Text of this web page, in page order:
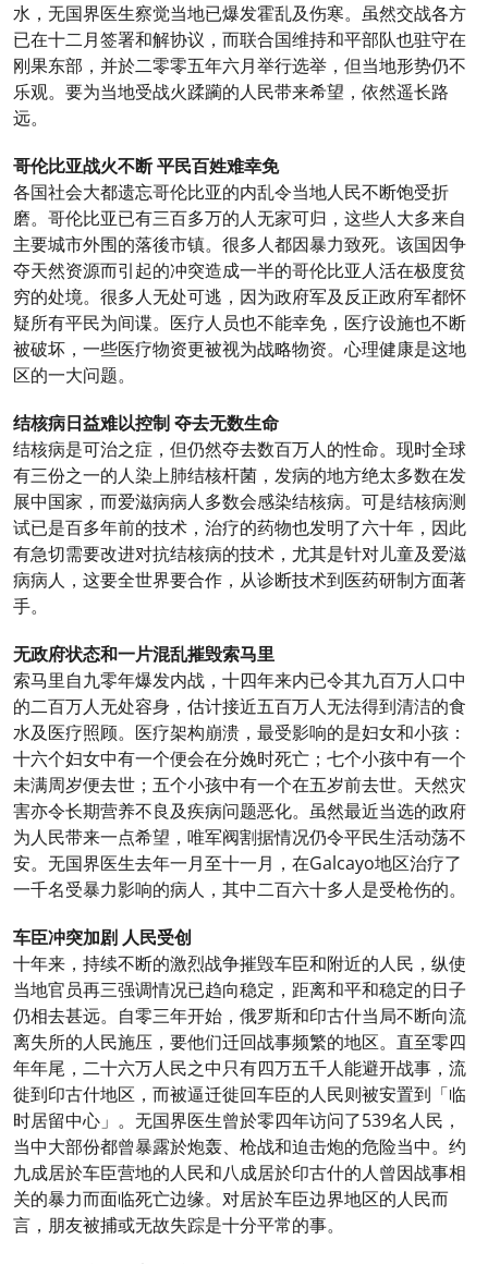
水，无国界医生察觉当地已爆发霍乱及伤寒。虽然交战各方
已在十二月签署和解协议，而联合国维持和平部队也驻守在
刚果东部，并於二零零五年六月举行选举，但当地形势仍不
乐观。要为当地受战火蹂躏的人民带来希望，依然遥长路
远。
哥伦比亚战火不断 平民百姓难幸免
各国社会大都遗忘哥伦比亚的内乱令当地人民不断饱受折
磨。哥伦比亚已有三百多万的人无家可归，这些人大多来自
主要城市外围的落後市镇。很多人都因暴力致死。该国因争
夺天然资源而引起的冲突造成一半的哥伦比亚人活在极度贫
穷的处境。很多人无处可逃，因为政府军及反正政府军都怀
疑所有平民为间谍。医疗人员也不能幸免，医疗设施也不断
被破坏，一些医疗物资更被视为战略物资。心理健康是这地
区的一大问题。
结核病日益难以控制 夺去无数生命
结核病是可治之症，但仍然夺去数百万人的性命。现时全球
有三份之一的人染上肺结核杆菌，发病的地方绝太多数在发
展中国家，而爱滋病病人多数会感染结核病。可是结核病测
试已是百多年前的技术，治疗的药物也发明了六十年，因此
有急切需要改进对抗结核病的技术，尤其是针对儿童及爱滋
病病人，这要全世界要合作，从诊断技术到医药研制方面著
手。
无政府状态和一片混乱摧毁索马里
索马里自九零年爆发内战，十四年来内已令其九百万人口中
的二百万人无处容身，估计接近五百万人无法得到清洁的食
水及医疗照顾。医疗架构崩溃，最受影响的是妇女和小孩：
十六个妇女中有一个便会在分娩时死亡；七个小孩中有一个
未满周岁便去世；五个小孩中有一个在五岁前去世。天然灾
害亦令长期营养不良及疾病问题恶化。虽然最近当选的政府
为人民带来一点希望，唯军阀割据情况仍令平民生活动荡不
安。无国界医生去年一月至十一月，在Galcayo地区治疗了
一千名受暴力影响的病人，其中二百六十多人是受枪伤的。
车臣冲突加剧 人民受创
十年来，持续不断的激烈战争摧毁车臣和附近的人民，纵使
当地官员再三强调情况已趋向稳定，距离和平和稳定的日子
仍相去甚远。自零三年开始，俄罗斯和印古什当局不断向流
离失所的人民施压，要他们迁回战事频繁的地区。直至零四
年年尾，二十六万人民之中只有四万五千人能避开战事，流
徙到印古什地区，而被逼迁徙回车臣的人民则被安置到「临
时居留中心」。无国界医生曾於零四年访问了539名人民，
当中大部份都曾暴露於炮轰、枪战和迫击炮的危险当中。约
九成居於车臣营地的人民和八成居於印古什的人曾因战事相
关的暴力而面临死亡边缘。对居於车臣边界地区的人民而
言，朋友被捕或无故失踪是十分平常的事。